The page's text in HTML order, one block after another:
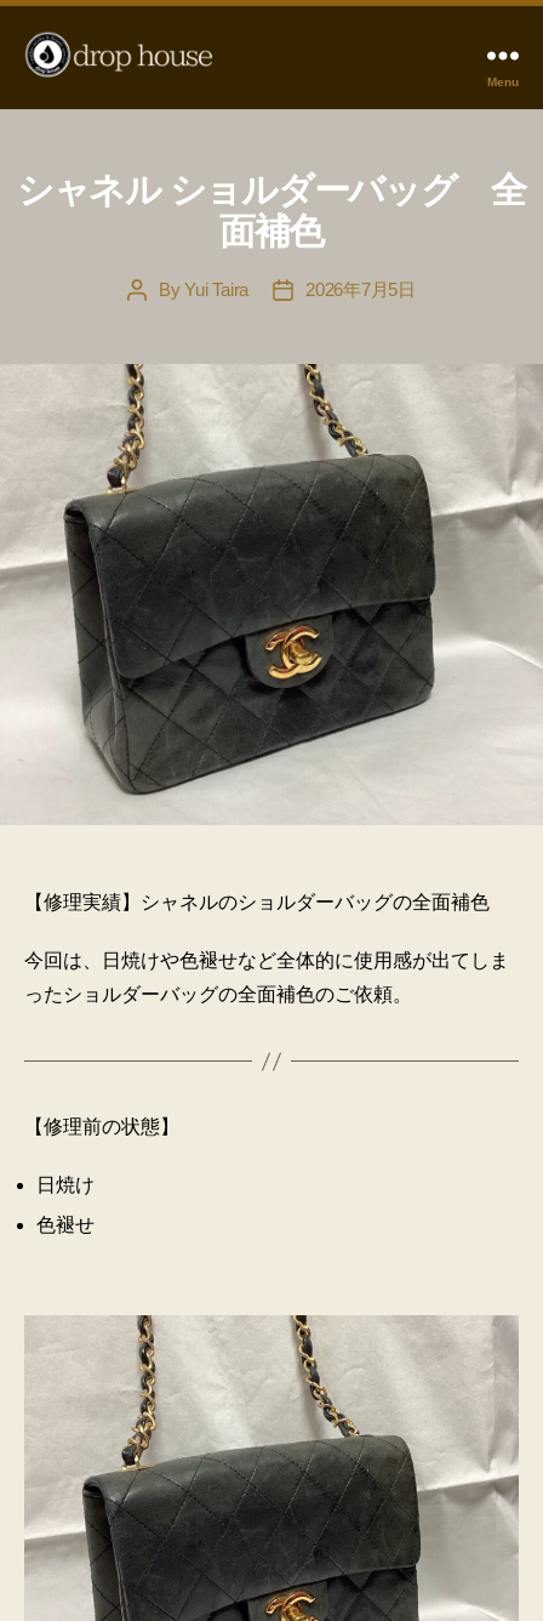
直
し
Menu
シャネル ショルダーバッグ 全
面補色
PostByYui Taira
Post2026年7月5日
【修理実績】シャネルのショルダーバッグの全面補色
今回は、日焼けや色褪せなど全体的に使用感が出てしま
ったショルダーバッグの全面補色のご依頼。
【修理前の状態】
日焼け
色褪せ